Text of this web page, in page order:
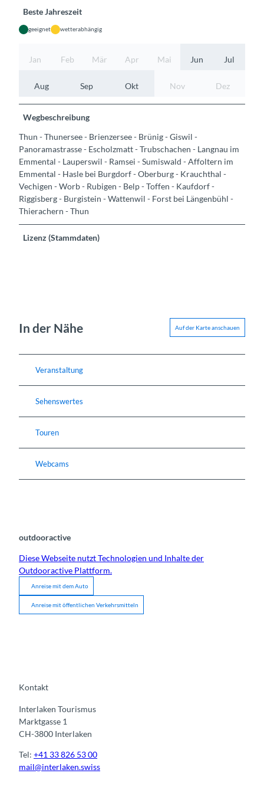
Beste Jahreszeit
geeignet wetterabhängig
Jan Feb Mär Apr Mai Jun Jul
Aug Sep Okt Nov Dez
Wegbeschreibung
Thun - Thunersee - Brienzersee - Brünig - Giswil -
Panoramastrasse - Escholzmatt - Trubschachen - Langnau im
Emmental - Lauperswil - Ramsei - Sumiswald - Affoltern im
Emmental - Hasle bei Burgdorf - Oberburg - Krauchthal -
Vechigen - Worb - Rubigen - Belp - Toffen - Kaufdorf -
Riggisberg - Burgistein - Wattenwil - Forst bei Längenbühl -
Thierachern - Thun
Lizenz (Stammdaten)
In der Nähe Auf der Karte anschauen
Veranstaltung
Sehenswertes
Touren
Webcams
outdooractive
Diese Webseite nutzt Technologien und Inhalte der
Outdooractive Plattform.
Anreise mit dem Auto
Anreise mit öffentlichen Verkehrsmitteln
Kontakt
Interlaken Tourismus
Marktgasse 1
CH-3800 Interlaken
Tel: +41 33 826 53 00
mail@interlaken.swiss